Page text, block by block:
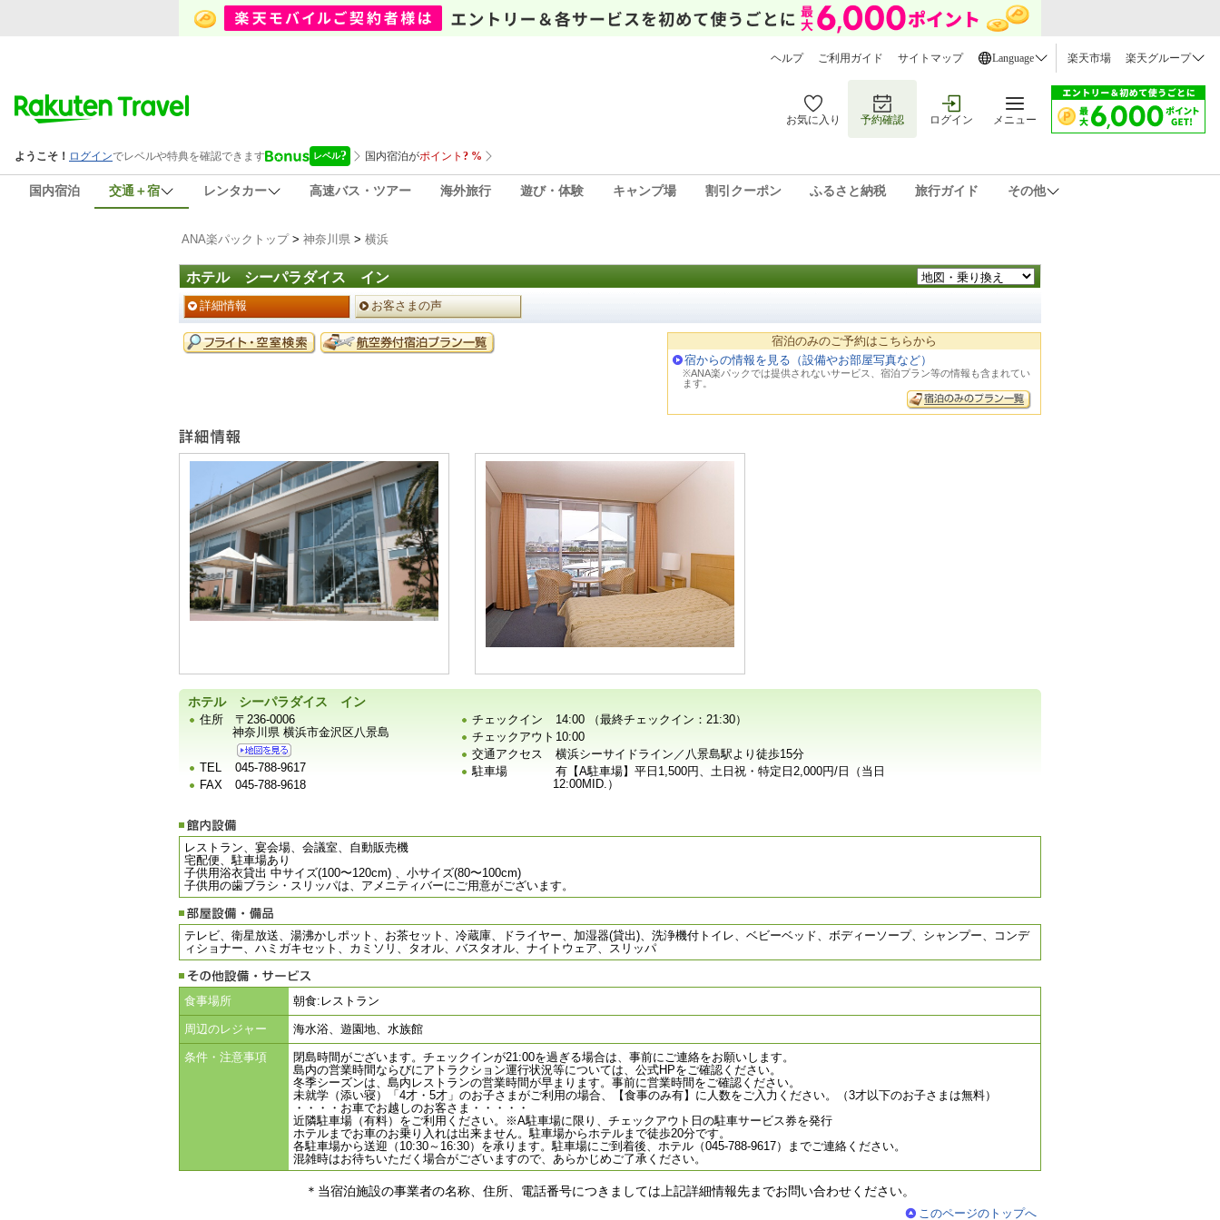
ヘルプ ご利用ガイド サイトマップ Language 楽天市場 楽天グループ
お気に入り 予約確認 ログイン メニュー
国内宿泊 交通＋宿 レンタカー 高速バス・ツアー 海外旅行 遊び・体験 キャンプ場 割引クーポン ふるさと納税 旅行ガイド その他
ANA楽パックトップ> 神奈川県 > 横浜
ホテル シーパラダイス イン
ペ
ー
ジ
メ
ニ
詳細情報 お客さまの声
予
約
宿泊のみのご予約はこちらから
宿からの情報を見る（設備やお部屋写真など）
※ANA楽パックでは提供されないサービス、宿泊プラン等の情報も含まれてい
ます。
宿
設
の
写
真
ホテル シーパラダイス イン
住所
〒236-0006
神奈川県 横浜市金沢区八景島
TEL
045-788-9617
FAX
045-788-9618
チェックイン
14:00 （最終チェックイン：21:30）
チェックアウト 10:00
交通アクセス
横浜シーサイドライン／八景島駅より徒歩15分
駐車場
有【A駐車場】平日1,500円、土日祝・特定日2,000円/日（当日
12:00MID.）
レストラン、宴会場、会議室、自動販売機
宅配便、駐車場あり
子供用浴衣貸出 中サイズ(100〜120cm) 、小サイズ(80〜100cm)
子供用の歯ブラシ・スリッパは、アメニティバーにご用意がございます。
テレビ、衛星放送、湯沸かしポット、お茶セット、冷蔵庫、ドライヤー、加湿器(貸出)、洗浄機付トイレ、ベビーベッド、ボディーソープ、シャンプー、コンデ
ィショナー、ハミガキセット、カミソリ、タオル、バスタオル、ナイトウェア、スリッパ
食事場所 朝食:レストラン
周辺のレジャー 海水浴、遊園地、水族館
条件・注意事項
閉島時間がございます。チェックインが21:00を過ぎる場合は、事前にご連絡をお願いします。
島内の営業時間ならびにアトラクション運行状況等については、公式HPをご確認ください。
冬季シーズンは、島内レストランの営業時間が早まります。事前に営業時間をご確認ください。
未就学（添い寝）「4才・5才」のお子さまがご利用の場合、【食事のみ有】に人数をご入力ください。（3才以下のお子さまは無料）
・・・・お車でお越しのお客さま・・・・・
近隣駐車場（有料）をご利用ください。※A駐車場に限り、チェックアウト日の駐車サービス券を発行
ホテルまでお車のお乗り入れは出来ません。駐車場からホテルまで徒歩20分です。
各駐車場から送迎（10:30～16:30）を承ります。駐車場にご到着後、ホテル（045-788-9617）までご連絡ください。
混雑時はお待ちいただく場合がございますので、あらかじめご了承ください。
＊当宿泊施設の事業者の名称、住所、電話番号につきましては上記詳細情報先までお問い合わせください。
このページのトップへ